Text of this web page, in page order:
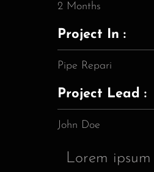
2 Months
Project In :
Pipe Repari
Project Lead :
John Doe
Lorem